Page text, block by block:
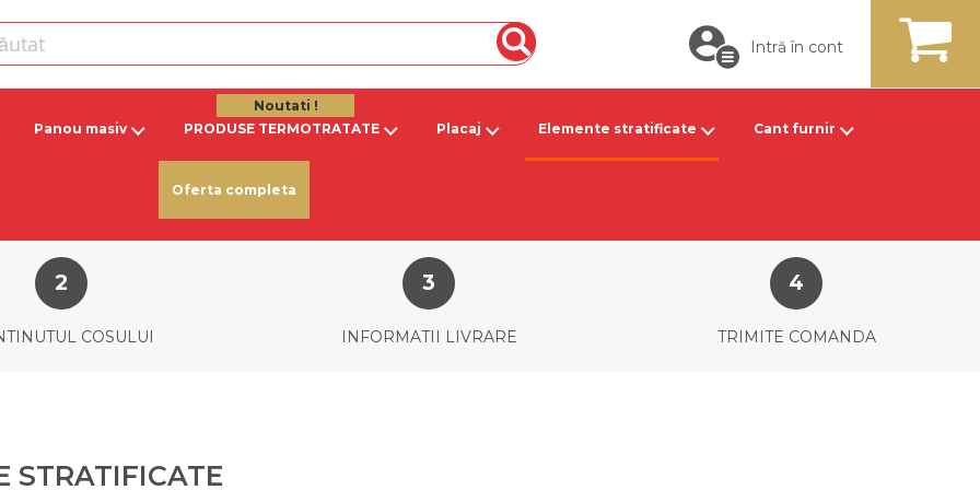
Intră în cont
Căutare
Panou masiv PRODUSE TERMOTRATATE
Noutati !
Placaj
Elemente stratificate Cant furnir
Oferta completa
COSULUI INFORMATII LIVRARE TRIMITE COMANDA
STRATIFICATE